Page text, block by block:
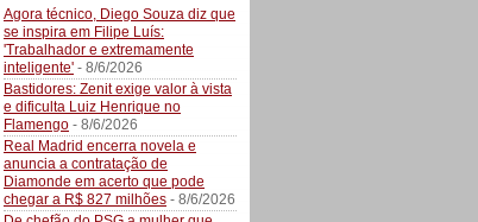
Agora técnico, Diego Souza diz que
se inspira em Filipe Luís:
'Trabalhador e extremamente
inteligente' - 8/6/2026
Bastidores: Zenit exige valor à vista
e dificulta Luiz Henrique no
Flamengo - 8/6/2026
Real Madrid encerra novela e
anuncia a contratação de
Diamonde em acerto que pode
chegar a R$ 827 milhões - 8/6/2026